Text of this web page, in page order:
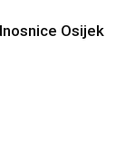
Osijek